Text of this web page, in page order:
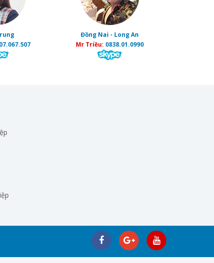
Đồng Nai - Long An
Mr Triều: 0838.01.0990